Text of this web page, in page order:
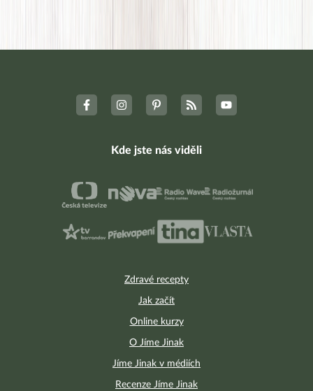
Zdravé recepty
Jak začít
Online kurzy
O Jíme Jinak
Jíme Jinak v médiích
Recenze Jíme Jinak
Kde jste nás viděli